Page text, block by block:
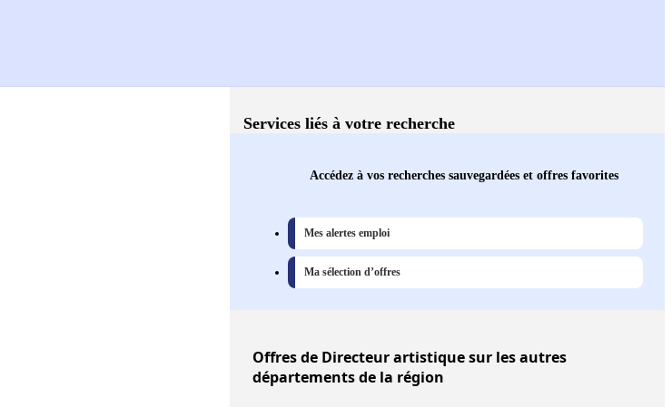
Services liés à votre recherche
Accédez à vos recherches sauvegardées et offres favorites
Mes alertes emploi
Ma sélection d’offres
Offresde Directeur artistique sur les autres
départements de la région